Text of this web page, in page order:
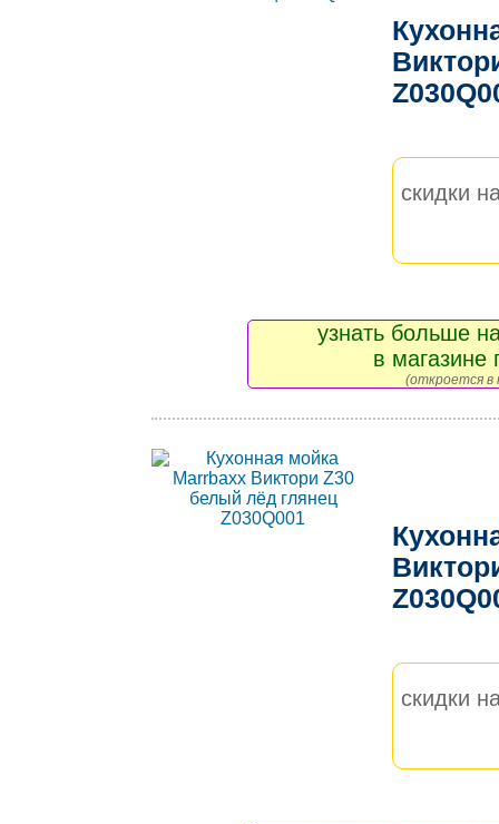
скидки
узнать больше
в магазине
(откроется в
скидки